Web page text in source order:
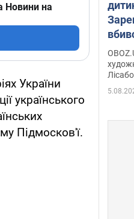
Новини на
України
українського
Підмосков'ї.
в